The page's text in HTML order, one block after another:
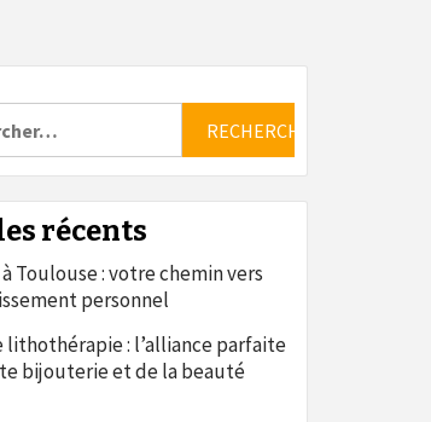
récents
Toulouse : votre chemin vers
personnel
lithothérapie : l’alliance parfaite
bijouterie et de la beauté